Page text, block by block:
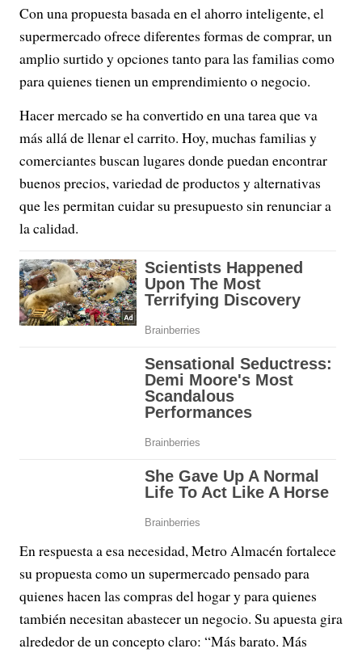
Con una propuesta basada en el ahorro inteligente, el
supermercado ofrece diferentes formas de comprar, un
amplio surtido y opciones tanto para las familias como
para quienes tienen un emprendimiento o negocio.
Hacer mercado se ha convertido en una tarea que va
más allá de llenar el carrito. Hoy, muchas familias y
comerciantes buscan lugares donde puedan encontrar
buenos precios, variedad de productos y alternativas
que les permitan cuidar su presupuesto sin renunciar a
la calidad.
En respuesta a esa necesidad, Metro Almacén fortalece
su propuesta como un supermercado pensado para
quienes hacen las compras del hogar y para quienes
también necesitan abastecer un negocio. Su apuesta gira
alrededor de un concepto claro: “Más barato. Más